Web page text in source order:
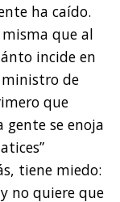
ha caído.
que al
incide en
de
que
se enoja
tiene miedo:
no quiere que